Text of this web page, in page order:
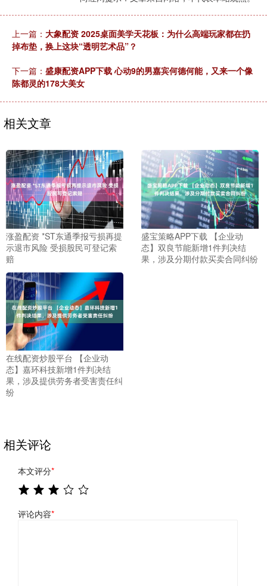
上一篇： 大象配资 2025桌面美学天花板：为什么高端玩家都在扔
掉布垫，换上这块“透明艺术品”？
下一篇： 盛康配资APP下载 心动9的男嘉宾何德何能，又来一个像
陈都灵的178大美女
相关文章
涨盈配资 *ST东通季报亏损再提
示退市风险 受损股民可登记索
赔
盛宝策略APP下载 【企业动
态】双良节能新增1件判决结
果，涉及分期付款买卖合同纠纷
在线配资炒股平台 【企业动
态】嘉环科技新增1件判决结
果，涉及提供劳务者受害责任纠
纷
相关评论
本文评分*
评论内容*